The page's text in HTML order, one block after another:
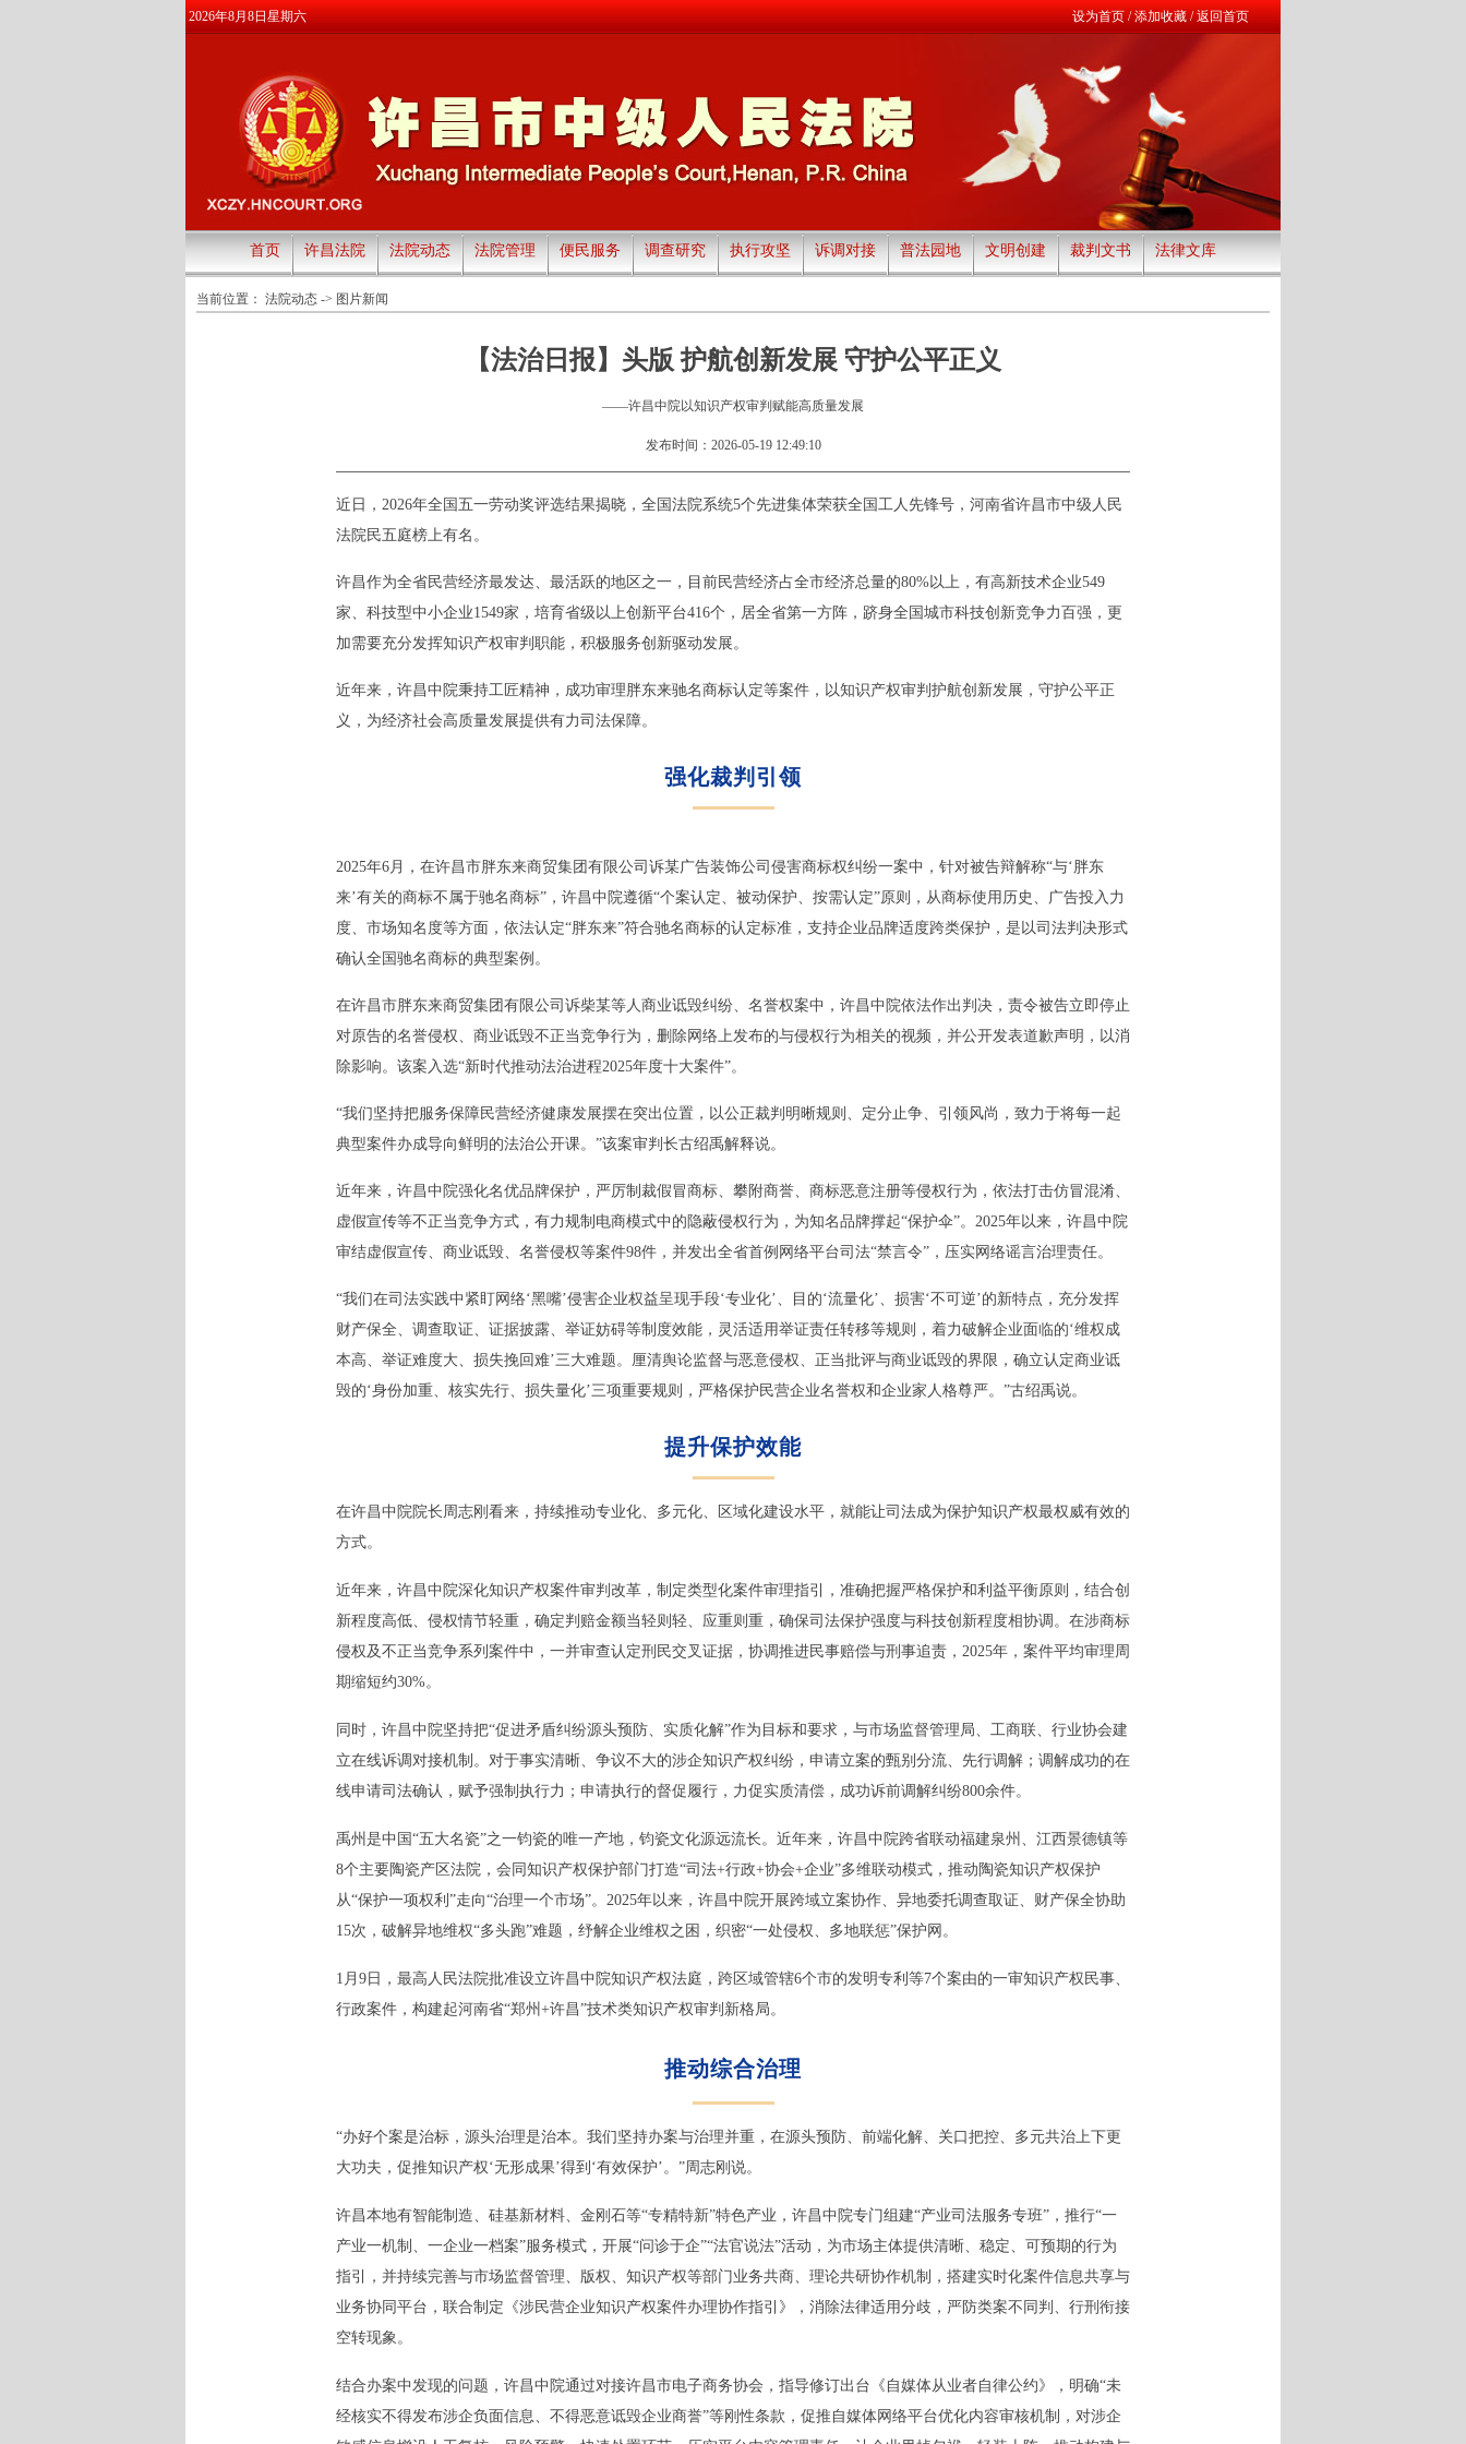
2026年8月8日星期六 设为首页/添加收藏/返回首页
首页 许昌法院 法院动态 法院管理 便民服务 调查研究 执行攻坚 诉调对接 普法园地 文明创建 裁判文书 法律文库
当前位置： 法院动态 -> 图片新闻
【法治日报】头版 护航创新发展 守护公平正义
——许昌中院以知识产权审判赋能高质量发展
发布时间：2026-05-19 12:49:10
近日，2026年全国五一劳动奖评选结果揭晓，全国法院系统5个先进集体荣获全国工人先锋号，河南省许昌市中级人民
法院民五庭榜上有名。
许昌作为全省民营经济最发达、最活跃的地区之一，目前民营经济占全市经济总量的80%以上，有高新技术企业549
家、科技型中小企业1549家，培育省级以上创新平台416个，居全省第一方阵，跻身全国城市科技创新竞争力百强，更
加需要充分发挥知识产权审判职能，积极服务创新驱动发展。
近年来，许昌中院秉持工匠精神，成功审理胖东来驰名商标认定等案件，以知识产权审判护航创新发展，守护公平正
义，为经济社会高质量发展提供有力司法保障。
强化裁判引领
2025年6月，在许昌市胖东来商贸集团有限公司诉某广告装饰公司侵害商标权纠纷一案中，针对被告辩解称“与‘胖东
来’有关的商标不属于驰名商标”，许昌中院遵循“个案认定、被动保护、按需认定”原则，从商标使用历史、广告投入力
度、市场知名度等方面，依法认定“胖东来”符合驰名商标的认定标准，支持企业品牌适度跨类保护，是以司法判决形式
确认全国驰名商标的典型案例。
在许昌市胖东来商贸集团有限公司诉柴某等人商业诋毁纠纷、名誉权案中，许昌中院依法作出判决，责令被告立即停止
对原告的名誉侵权、商业诋毁不正当竞争行为，删除网络上发布的与侵权行为相关的视频，并公开发表道歉声明，以消
除影响。该案入选“新时代推动法治进程2025年度十大案件”。
“我们坚持把服务保障民营经济健康发展摆在突出位置，以公正裁判明晰规则、定分止争、引领风尚，致力于将每一起
典型案件办成导向鲜明的法治公开课。”该案审判长古绍禹解释说。
近年来，许昌中院强化名优品牌保护，严厉制裁假冒商标、攀附商誉、商标恶意注册等侵权行为，依法打击仿冒混淆、
虚假宣传等不正当竞争方式，有力规制电商模式中的隐蔽侵权行为，为知名品牌撑起“保护伞”。2025年以来，许昌中院
审结虚假宣传、商业诋毁、名誉侵权等案件98件，并发出全省首例网络平台司法“禁言令”，压实网络谣言治理责任。
“我们在司法实践中紧盯网络‘黑嘴’侵害企业权益呈现手段‘专业化’、目的‘流量化’、损害‘不可逆’的新特点，充分发挥
财产保全、调查取证、证据披露、举证妨碍等制度效能，灵活适用举证责任转移等规则，着力破解企业面临的‘维权成
本高、举证难度大、损失挽回难’三大难题。厘清舆论监督与恶意侵权、正当批评与商业诋毁的界限，确立认定商业诋
毁的‘身份加重、核实先行、损失量化’三项重要规则，严格保护民营企业名誉权和企业家人格尊严。”古绍禹说。
提升保护效能
在许昌中院院长周志刚看来，持续推动专业化、多元化、区域化建设水平，就能让司法成为保护知识产权最权威有效的
方式。
近年来，许昌中院深化知识产权案件审判改革，制定类型化案件审理指引，准确把握严格保护和利益平衡原则，结合创
新程度高低、侵权情节轻重，确定判赔金额当轻则轻、应重则重，确保司法保护强度与科技创新程度相协调。在涉商标
侵权及不正当竞争系列案件中，一并审查认定刑民交叉证据，协调推进民事赔偿与刑事追责，2025年，案件平均审理周
期缩短约30%。
同时，许昌中院坚持把“促进矛盾纠纷源头预防、实质化解”作为目标和要求，与市场监督管理局、工商联、行业协会建
立在线诉调对接机制。对于事实清晰、争议不大的涉企知识产权纠纷，申请立案的甄别分流、先行调解；调解成功的在
线申请司法确认，赋予强制执行力；申请执行的督促履行，力促实质清偿，成功诉前调解纠纷800余件。
禹州是中国“五大名瓷”之一钧瓷的唯一产地，钧瓷文化源远流长。近年来，许昌中院跨省联动福建泉州、江西景德镇等
8个主要陶瓷产区法院，会同知识产权保护部门打造“司法+行政+协会+企业”多维联动模式，推动陶瓷知识产权保护
从“保护一项权利”走向“治理一个市场”。2025年以来，许昌中院开展跨域立案协作、异地委托调查取证、财产保全协助
15次，破解异地维权“多头跑”难题，纾解企业维权之困，织密“一处侵权、多地联惩”保护网。
1月9日，最高人民法院批准设立许昌中院知识产权法庭，跨区域管辖6个市的发明专利等7个案由的一审知识产权民事、
行政案件，构建起河南省“郑州+许昌”技术类知识产权审判新格局。
推动综合治理
“办好个案是治标，源头治理是治本。我们坚持办案与治理并重，在源头预防、前端化解、关口把控、多元共治上下更
大功夫，促推知识产权‘无形成果’得到‘有效保护’。”周志刚说。
许昌本地有智能制造、硅基新材料、金刚石等“专精特新”特色产业，许昌中院专门组建“产业司法服务专班”，推行“一
产业一机制、一企业一档案”服务模式，开展“问诊于企”“法官说法”活动，为市场主体提供清晰、稳定、可预期的行为
指引，并持续完善与市场监督管理、版权、知识产权等部门业务共商、理论共研协作机制，搭建实时化案件信息共享与
业务协同平台，联合制定《涉民营企业知识产权案件办理协作指引》，消除法律适用分歧，严防类案不同判、行刑衔接
空转现象。
结合办案中发现的问题，许昌中院通过对接许昌市电子商务协会，指导修订出台《自媒体从业者自律公约》，明确“未
经核实不得发布涉企负面信息、不得恶意诋毁企业商誉”等刚性条款，促推自媒体网络平台优化内容审核机制，对涉企